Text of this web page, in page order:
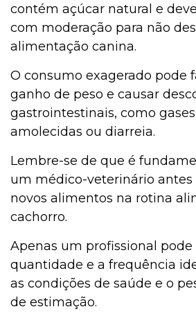
contém açúcar natural e
com moderação para não
alimentação canina.
O consumo exagerado pode
ganho de peso e causar
gastrointestinais, como
amolecidas ou diarreia.
Lembre-se de que é
um médico-veterinário
novos alimentos na rotina
cachorro.
Apenas um profissional pode
quantidade e a frequência
as condições de saúde e o
de estimação.